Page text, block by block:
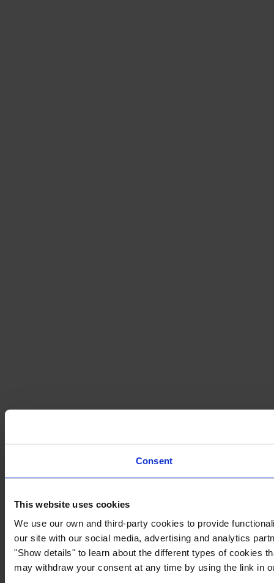
Consent
This website uses cookies
We use our own and third-party cookies to provide
our site with our social media, advertising and analytics
"Show details" to learn about the different types of cookies
may withdraw your consent at any time by using the link in